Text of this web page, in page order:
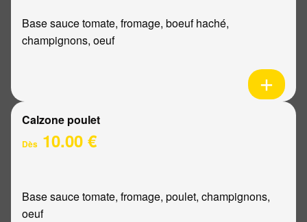
Base sauce tomate, fromage, boeuf haché,
champignons, oeuf
Calzone poulet
Dès 10.00 €
Base sauce tomate, fromage, poulet, champignons,
oeuf